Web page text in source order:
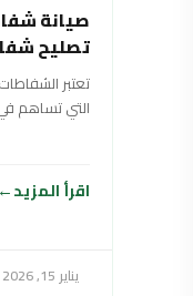
تصليح
تعتبر
التي تساهم
اقرأ المزيد
يناير 15, 2026